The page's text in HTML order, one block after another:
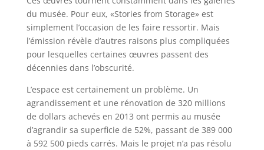
du musée. Pour eux, «Stories from Storage» est
simplement l’occasion de les faire ressortir. Mais
l’émission révèle d’autres raisons plus compliquées
pour lesquelles certaines œuvres passent des
décennies dans l’obscurité.
L’espace est certainement un problème. Un
agrandissement et une rénovation de 320 millions
de dollars achevés en 2013 ont permis au musée
d’agrandir sa superficie de 52%, passant de 389 000
à 592 500 pieds carrés. Mais le projet n’a pas résolu